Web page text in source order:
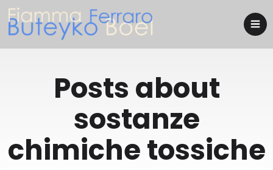
Posts about
sostanze
chimiche tossiche